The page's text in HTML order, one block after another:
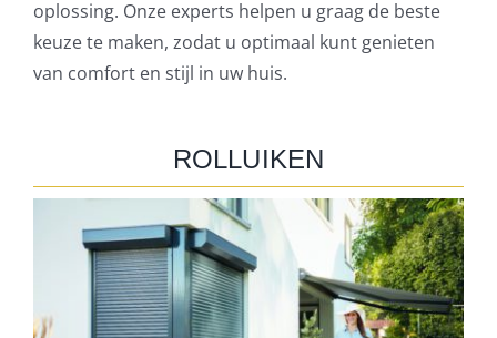
oplossing. Onze experts helpen u graag de beste
keuze te maken, zodat u optimaal kunt genieten
van comfort en stijl in uw huis.
ROLLUIKEN